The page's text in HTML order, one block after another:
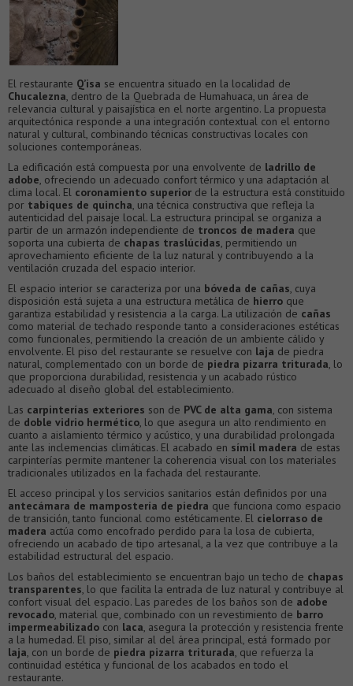
El restaurante Q’isa se encuentra situado en la localidad de
Chucalezna, dentro de la Quebrada de Humahuaca, un área de
relevancia cultural y paisajística en el norte argentino. La propuesta
arquitectónica responde a una integración contextual con el entorno
natural y cultural, combinando técnicas constructivas locales con
soluciones contemporáneas.
La edificación está compuesta por una envolvente de ladrillo de
adobe, ofreciendo un adecuado confort térmico y una adaptación al
clima local. El coronamiento superior de la estructura está constituido
por tabiques de quincha, una técnica constructiva que refleja la
autenticidad del paisaje local. La estructura principal se organiza a
partir de un armazón independiente de troncos de madera que
soporta una cubierta de chapas traslúcidas, permitiendo un
aprovechamiento eficiente de la luz natural y contribuyendo a la
ventilación cruzada del espacio interior.
El espacio interior se caracteriza por una bóveda de cañas, cuya
disposición está sujeta a una estructura metálica de hierro que
garantiza estabilidad y resistencia a la carga. La utilización de cañas
como material de techado responde tanto a consideraciones estéticas
como funcionales, permitiendo la creación de un ambiente cálido y
envolvente. El piso del restaurante se resuelve con laja de piedra
natural, complementado con un borde de piedra pizarra triturada, lo
que proporciona durabilidad, resistencia y un acabado rústico
adecuado al diseño global del establecimiento.
Las carpinterías exteriores son de PVC de alta gama, con sistema
de doble vidrio hermético, lo que asegura un alto rendimiento en
cuanto a aislamiento térmico y acústico, y una durabilidad prolongada
ante las inclemencias climáticas. El acabado en símil madera de estas
carpinterías permite mantener la coherencia visual con los materiales
tradicionales utilizados en la fachada del restaurante.
El acceso principal y los servicios sanitarios están definidos por una
antecámara de mampostería de piedra que funciona como espacio
de transición, tanto funcional como estéticamente. El cielorraso de
madera actúa como encofrado perdido para la losa de cubierta,
ofreciendo un acabado de tipo artesanal, a la vez que contribuye a la
estabilidad estructural del espacio.
Los baños del establecimiento se encuentran bajo un techo de chapas
transparentes, lo que facilita la entrada de luz natural y contribuye al
confort visual del espacio. Las paredes de los baños son de adobe
revocado, material que, combinado con un revestimiento de barro
impermeabilizado con laca, asegura la protección y resistencia frente
a la humedad. El piso, similar al del área principal, está formado por
laja, con un borde de piedra pizarra triturada, que refuerza la
continuidad estética y funcional de los acabados en todo el
restaurante.